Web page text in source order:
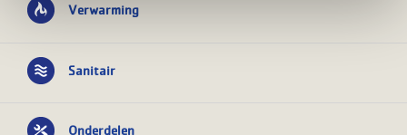
Verwarming
Sanitair
Onderdelen